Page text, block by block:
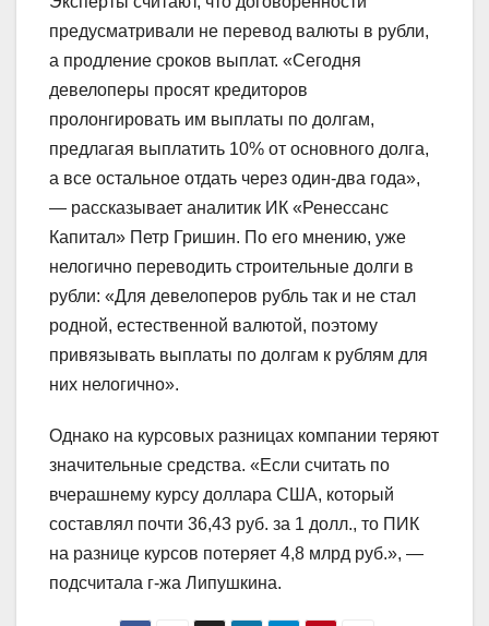
предусматривали не перевод валюты в рубли,
а продление сроков выплат. «Сегодня
девелоперы просят кредиторов
пролонгировать им выплаты по долгам,
предлагая выплатить 10% от основного долга,
а все остальное отдать через один-два года»,
— рассказывает аналитик ИК «Ренессанс
Капитал» Петр Гришин. По его мнению, уже
нелогично переводить строительные долги в
рубли: «Для девелоперов рубль так и не стал
родной, естественной валютой, поэтому
привязывать выплаты по долгам к рублям для
них нелогично».
Однако на курсовых разницах компании теряют
значительные средства. «Если считать по
вчерашнему курсу доллара США, который
составлял почти 36,43 руб. за 1 долл., то ПИК
на разнице курсов потеряет 4,8 млрд руб.», —
подсчитала г-жа Липушкина.